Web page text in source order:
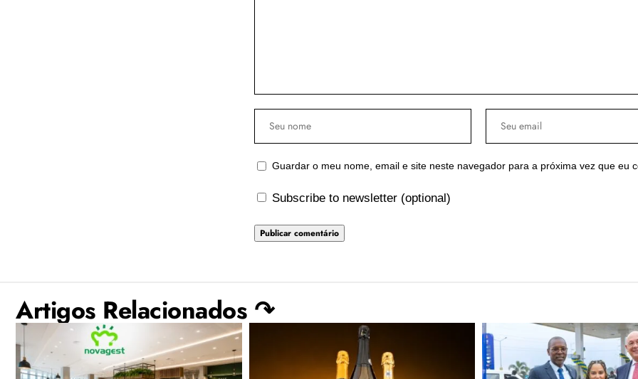
Guardar o meu nome, email e site neste navegador para a próxima vez que eu
Subscribe to newsletter (optional)
Artigos Relacionados ↷